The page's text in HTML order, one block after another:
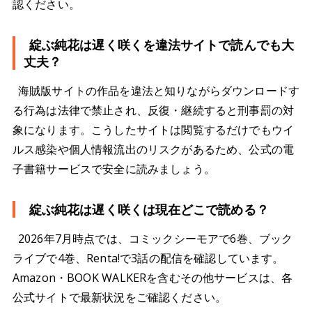
認ください。
綻ぶ純花は遅く咲くを違法サイトで読んでも大
丈夫？
海賊版サイトの作品を違法と知りながらダウンロードす
る行為は法律で禁止され、反復・継続すると刑事罰の対
象になります。こうしたサイトは閲覧するだけでもウイ
ルス感染や個人情報流出のリスクがあるため、公式の電
子書籍サービスで安全に読みましょう。
綻ぶ純花は遅く咲くは現在どこで読める？
2026年7月時点では、コミックシーモアで6巻、ブック
ライブで4巻、Renta!で3話の配信を確認しています。
Amazon・BOOK WALKERを含むその他サービスは、各
公式サイトで最新状況をご確認ください。